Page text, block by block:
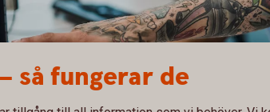
så fungerar de